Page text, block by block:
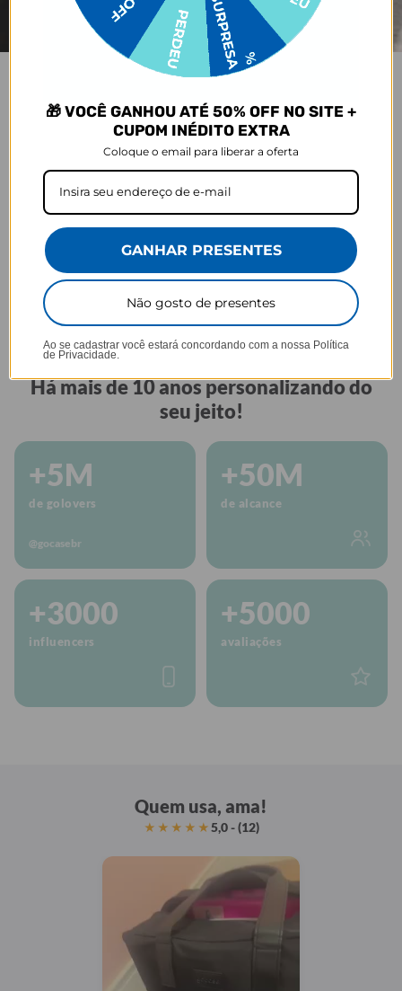
JOY PRO
Praticidade em cada viagem
Encaixa na sua
Segurança dos
Aceita como mala
de bordo
Há mais de 10 anos personalizando do
seu jeito!
+5M
de golovers
@gocasebr
+50M
de alcance
+3000
influencers
+5000
avaliações
Quem usa, ama!
★★★★★5,0 - (12)
🎁 VOCÊ GANHOU ATÉ 50% OFF NO SITE +
CUPOM INÉDITO EXTRA
Coloque o email para liberar a oferta
GANHAR PRESENTES
Não gosto de presentes
Ao se cadastrar você estará concordando com a nossa Política
de Privacidade.